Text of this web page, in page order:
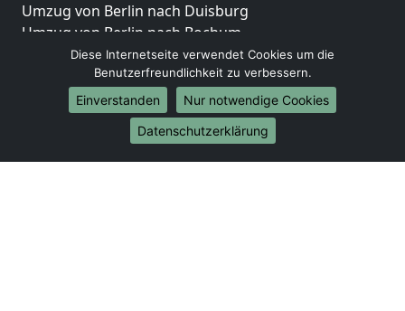
Umzug von Berlin nach Duisburg
Umzug von Berlin nach Bochum
Umzug von Berlin nach Wuppertal
Umzug von Berlin nach Bielefeld
Umzug von Berlin nach Bonn
Umzug von Berlin nach Münster
Diese Internetseite verwendet Cookies um die
Benutzerfreundlichkeit zu verbessern.
Einverstanden
Nur notwendige Cookies
Datenschutzerklärung